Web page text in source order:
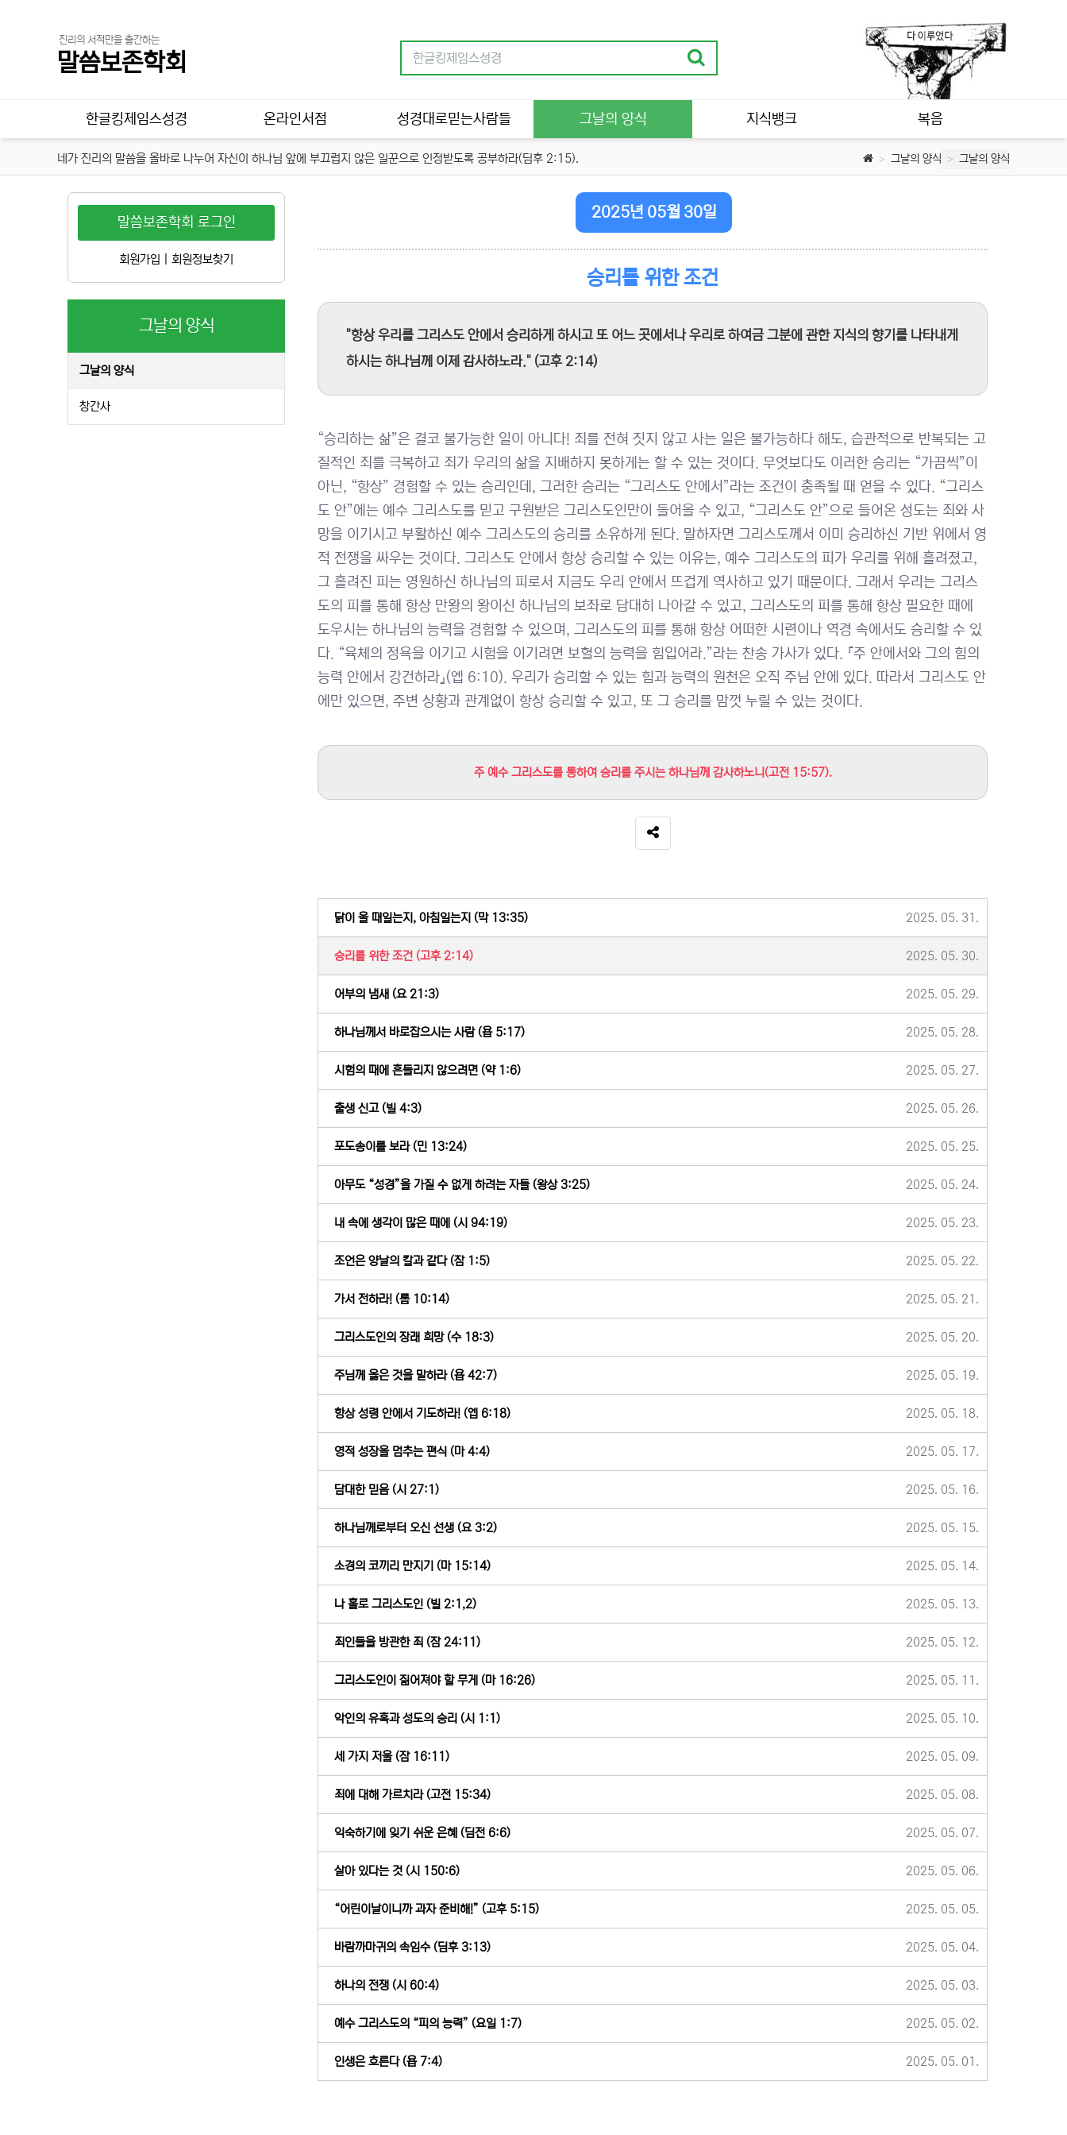
진리의 서적만을 출간하는
말씀보존학회
한글킹제임스성경 온라인서점 성경대로믿는사람들 그날의 양식 지식뱅크 복음
네가 진리의 말씀을 올바로 나누어 자신이 하나님 앞에 부끄럽지 않은 일꾼으로 인정받도록 공부하라(딤후 2:15). 그날의 양식 그날의 양식
2025년 05월 30일
승리를 위한 조건
"항상 우리를 그리스도 안에서 승리하게 하시고 또 어느 곳에서나 우리로 하여금 그분에 관한 지식의 향기를 나타내게
하시는 하나님께 이제 감사하노라." (고후 2:14)
“승리하는 삶”은 결코 불가능한 일이 아니다! 죄를 전혀 짓지 않고 사는 일은 불가능하다 해도, 습관적으로 반복되는 고
질적인 죄를 극복하고 죄가 우리의 삶을 지배하지 못하게는 할 수 있는 것이다. 무엇보다도 이러한 승리는 “가끔씩”이
아닌, “항상” 경험할 수 있는 승리인데, 그러한 승리는 “그리스도 안에서”라는 조건이 충족될 때 얻을 수 있다. “그리스
도 안”에는 예수 그리스도를 믿고 구원받은 그리스도인만이 들어올 수 있고, “그리스도 안”으로 들어온 성도는 죄와 사
망을 이기시고 부활하신 예수 그리스도의 승리를 소유하게 된다. 말하자면 그리스도께서 이미 승리하신 기반 위에서 영
적 전쟁을 싸우는 것이다. 그리스도 안에서 항상 승리할 수 있는 이유는, 예수 그리스도의 피가 우리를 위해 흘려졌고,
그 흘려진 피는 영원하신 하나님의 피로서 지금도 우리 안에서 뜨겁게 역사하고 있기 때문이다. 그래서 우리는 그리스
도의 피를 통해 항상 만왕의 왕이신 하나님의 보좌로 담대히 나아갈 수 있고, 그리스도의 피를 통해 항상 필요한 때에
도우시는 하나님의 능력을 경험할 수 있으며, 그리스도의 피를 통해 항상 어떠한 시련이나 역경 속에서도 승리할 수 있
다. “육체의 정욕을 이기고 시험을 이기려면 보혈의 능력을 힘입어라.”라는 찬송 가사가 있다. 『주 안에서와 그의 힘의
능력 안에서 강건하라』(엡 6:10). 우리가 승리할 수 있는 힘과 능력의 원천은 오직 주님 안에 있다. 따라서 그리스도 안
에만 있으면, 주변 상황과 관계없이 항상 승리할 수 있고, 또 그 승리를 맘껏 누릴 수 있는 것이다.
주 예수 그리스도를 통하여 승리를 주시는 하나님께 감사하노니(고전 15:57).
SNS 공유
닭이 울 때일는지, 아침일는지 (막 13:35) 2025. 05. 31.
승리를 위한 조건 (고후 2:14) 2025. 05. 30.
어부의 냄새 (요 21:3) 2025. 05. 29.
하나님께서 바로잡으시는 사람 (욥 5:17) 2025. 05. 28.
시험의 때에 흔들리지 않으려면 (약 1:6) 2025. 05. 27.
출생 신고 (빌 4:3) 2025. 05. 26.
포도송이를 보라 (민 13:24) 2025. 05. 25.
아무도 “성경”을 가질 수 없게 하려는 자들 (왕상 3:25) 2025. 05. 24.
내 속에 생각이 많은 때에 (시 94:19) 2025. 05. 23.
조언은 양날의 칼과 같다 (잠 1:5) 2025. 05. 22.
가서 전하라! (롬 10:14) 2025. 05. 21.
그리스도인의 장래 희망 (수 18:3) 2025. 05. 20.
주님께 옳은 것을 말하라 (욥 42:7) 2025. 05. 19.
항상 성령 안에서 기도하라! (엡 6:18) 2025. 05. 18.
영적 성장을 멈추는 편식 (마 4:4) 2025. 05. 17.
담대한 믿음 (시 27:1) 2025. 05. 16.
하나님께로부터 오신 선생 (요 3:2) 2025. 05. 15.
소경의 코끼리 만지기 (마 15:14) 2025. 05. 14.
나 홀로 그리스도인 (빌 2:1,2) 2025. 05. 13.
죄인들을 방관한 죄 (잠 24:11) 2025. 05. 12.
그리스도인이 짊어져야 할 무게 (마 16:26) 2025. 05. 11.
악인의 유혹과 성도의 승리 (시 1:1) 2025. 05. 10.
세 가지 저울 (잠 16:11) 2025. 05. 09.
죄에 대해 가르치라 (고전 15:34) 2025. 05. 08.
익숙하기에 잊기 쉬운 은혜 (딤전 6:6) 2025. 05. 07.
살아 있다는 것 (시 150:6) 2025. 05. 06.
“어린이날이니까 과자 준비해!” (고후 5:15) 2025. 05. 05.
바람까마귀의 속임수 (딤후 3:13) 2025. 05. 04.
하나의 전쟁 (시 60:4) 2025. 05. 03.
예수 그리스도의 “피의 능력” (요일 1:7) 2025. 05. 02.
인생은 흐른다 (욥 7:4) 2025. 05. 01.
말씀보존학회 로그인
회원가입 회원정보찾기
그날의 양식
그날의 양식
창간사